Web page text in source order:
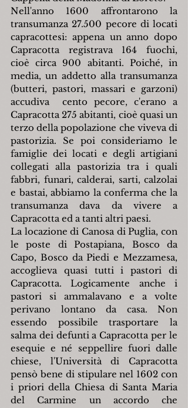
Nell'anno 1600 affrontarono la
transumanza 27.500 pecore di locati
capracottesi: appena un anno dopo
Capracotta registrava 164 fuochi,
cioè circa 900 abitanti. Poiché, in
media, un addetto alla transumanza
(butteri, pastori, massari e garzoni)
accudiva  cento pecore, c'erano a
Capracotta 275 abitanti, cioè quasi un
terzo della popolazione che viveva di
pastorizia. Se poi consideriamo le
famiglie dei locati e degli artigiani
collegati alla pastorizia tra i quali
fabbri, funari, calderai, sarti, calzolai
e bastai, abbiamo la conferma che la
transumanza dava da vivere a
Capracotta ed a tanti altri paesi.
La locazione di Canosa di Puglia, con
le poste di Postapiana, Bosco da
Capo, Bosco da Piedi e Mezzamesa,
accoglieva quasi tutti i pastori di
Capracotta. Logicamente anche i
pastori si ammalavano e a volte
perivano lontano da casa. Non
essendo possibile trasportare la
salma dei defunti a Capracotta per le
esequie e né seppellire fuori dalle
chiese, l'Università di Capracotta
pensò bene di stipulare nel 1602 con
i priori della Chiesa di Santa Maria
del Carmine un accordo che